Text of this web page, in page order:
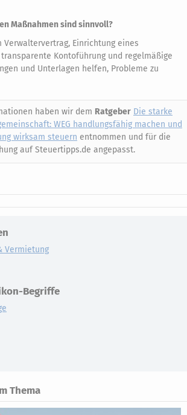
Maßnahmen sind sinnvoll?
Verwaltervertrag, Einrichtung eines
Kontoführung und regelmäßige
und Unterlagen helfen, Probleme zu
haben wir dem Ratgeber Die starke
WEG handlungsfähig machen und
wirksam steuern entnommen und für die
auf Steuertipps.de angepasst.
Vermietung
Begriffe
Thema